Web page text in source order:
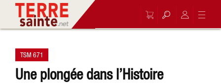
TSM 671
Une plongée dans l’Histoire